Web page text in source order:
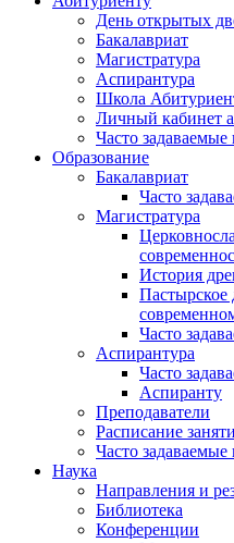
День открытых
Бакалавриат
Магистратура
Аспирантура
Школа
Личный кабинет
Часто
Образование
Бакалавриат
Часто
Магистратура
История
Пастырское
Часто
Аспирантура
Часто
Аспиранту
Преподаватели
Расписание
Часто
Наука
Направления и
Библиотека
Конференции